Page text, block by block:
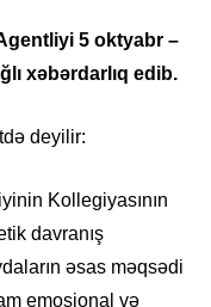
5 oktyabr –
xəbərdarlıq edib.
deyilir:
Kollegiyasının
davranış
əsas məqsədi
emosional və